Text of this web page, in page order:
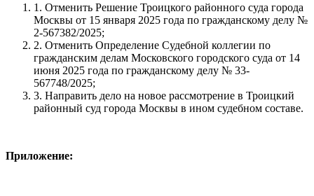
1. Отменить Решение Троицкого районного суда города
Москвы от 15 января 2025 года по гражданскому делу №
2-567382/2025;
2. Отменить Определение Судебной коллегии по
гражданским делам Московского городского суда от 14
июня 2025 года по гражданскому делу № 33-
567748/2025;
3. Направить дело на новое рассмотрение в Троицкий
районный суд города Москвы в ином судебном составе.
Приложение: